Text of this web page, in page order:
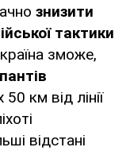
знизити
тактики
зможе,
км від лінії
відстані